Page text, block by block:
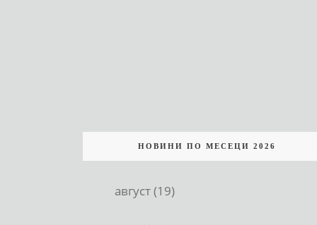
НОВИНИ ПО МЕСЕЦИ 2026
август (19)